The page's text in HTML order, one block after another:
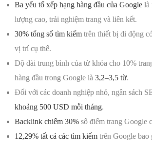
Ba yếu tố xếp hạng hàng đầu của Google là
lượng cao, trải nghiệm trang và liên kết.
30% tổng số tìm kiếm trên thiết bị di động
vị trí cụ thể.
Độ dài trung bình của từ khóa cho 10%
hàng đầu trong Google là 3,2–3,5 từ.
Đối với các doanh nghiệp nhỏ, ngân sách
khoảng 500 USD mỗi tháng.
Backlink chiếm 30% số điểm trang Google
12,29% tất cả các tìm kiếm trên Google bao